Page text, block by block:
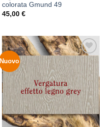
colorata Gmund 49
45,00 €
Nuovo
Aggiungi
alla lista
dei
desideri